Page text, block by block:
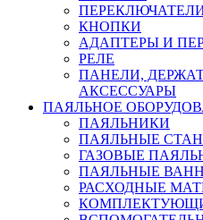
КНОПКИ
АДАПТЕРЫ И
РЕЛЕ
ПАНЕЛИ,
АКСЕССУАРЫ
ПАЯЛЬНОЕ
ПАЯЛЬНИКИ
ПАЯЛЬНЫЕ
ГАЗОВЫЕ
ПАЯЛЬНЫЕ
РАСХОДНЫЕ